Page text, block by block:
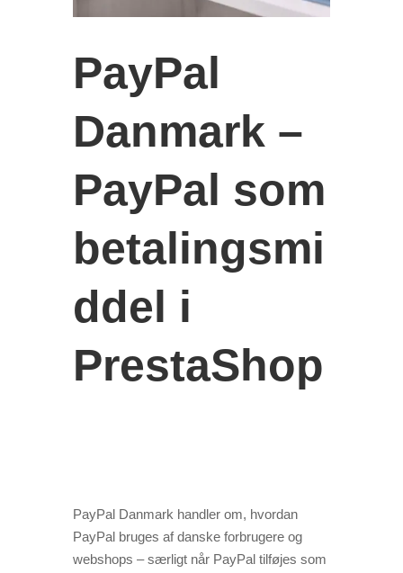
PayPal
Danmark –
PayPal som
betalingsmi
ddel i
PrestaShop
PayPal Danmark handler om, hvordan
PayPal bruges af danske forbrugere og
webshops – særligt når PayPal tilføjes som